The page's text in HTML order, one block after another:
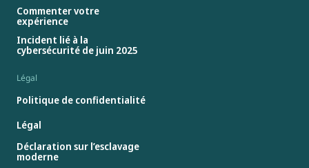
Commenter votre
expérience
Incident lié à la
cybersécurité de juin 2025
Légal
Politique de confidentialité
Légal
Déclaration sur l’esclavage
moderne